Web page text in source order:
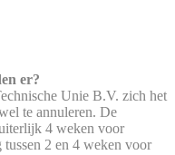
er?
Unie B.V. zich het
te annuleren. De
4 weken voor
2 en 4 weken voor